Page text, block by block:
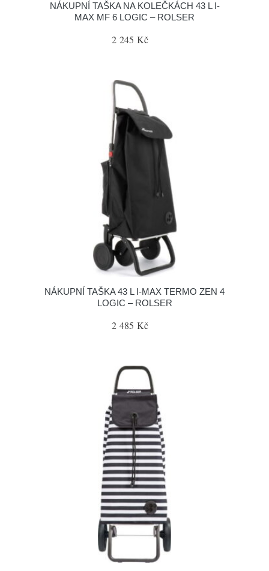
NÁKUPNÍ TAŠKA NA KOLEČKÁCH 43 L I-
MAX MF 6 LOGIC – ROLSER
2 245 Kč
NÁKUPNÍ TAŠKA 43 L I-MAX TERMO ZEN 4
LOGIC – ROLSER
2 485 Kč